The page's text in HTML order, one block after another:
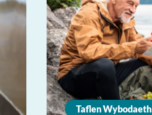
Taflen Wybodaeth